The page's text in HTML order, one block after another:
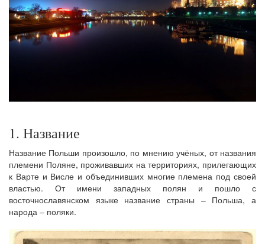
1. Название
Название Польши произошло, по мнению учёных, от названия
племени Поляне, проживавших на территориях, прилегающих
к Варте и Висле и объединивших многие племена под своей
властью. От имени западных полян и пошло с
восточнославянском языке название страны – Польша, а
народа – поляки.